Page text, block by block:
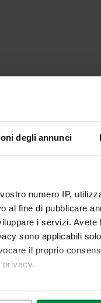
degli annunci
numero IP,
al fine di pubblicare
i servizi. Avete
sono applicabili
il proprio